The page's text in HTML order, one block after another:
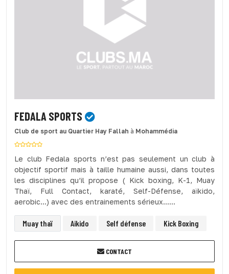
FEDALA SPORTS
Club de sport au Quartier Hay Fallah à Mohammédia
Le club Fedala sports n’est pas seulement un club à
objectif sportif mais à taille humaine aussi, dans toutes
les disciplines qu’il propose ( Kick boxing, K-1, Muay
Thaï, Full Contact, karaté, Self-Défense, aïkido,
aerobic...) avec des entrainements sérieux......
Muay thaï Aikido Self défense Kick Boxing
CONTACT